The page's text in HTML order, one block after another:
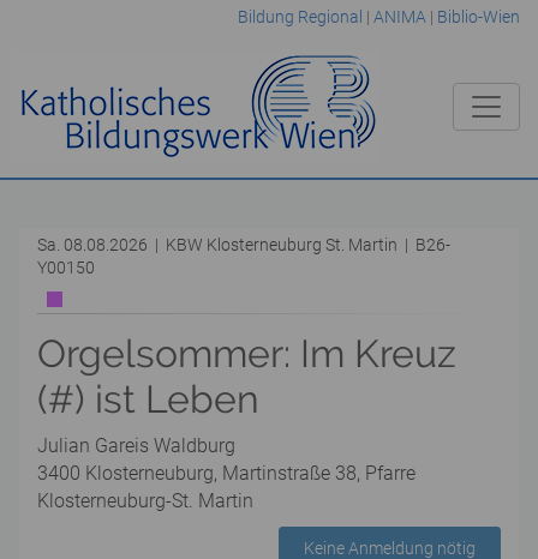
Bildung Regional | ANIMA | Biblio-Wien
Sa. 08.08.2026 | KBW Klosterneuburg St. Martin | B26-
Y00150
Orgelsommer: Im Kreuz
(#) ist Leben
Julian Gareis Waldburg
3400 Klosterneuburg, Martinstraße 38, Pfarre
Klosterneuburg-St. Martin
Keine Anmeldung nötig